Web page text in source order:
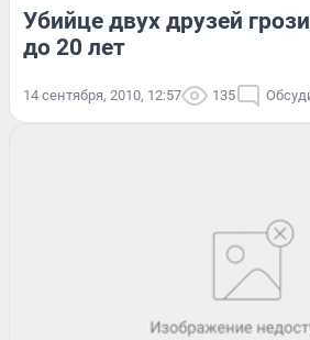
Убийце двух друзей
до 20 лет
14 сентября, 2010, 12:57 135